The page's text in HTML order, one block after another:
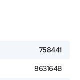
758441
863164B